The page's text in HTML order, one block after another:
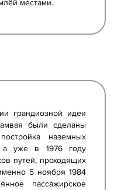
местами.
грандиозной идеи
были сделаны
наземных
а уже в 1976 году
путей, проходящих
5 ноября 1984
пассажирское